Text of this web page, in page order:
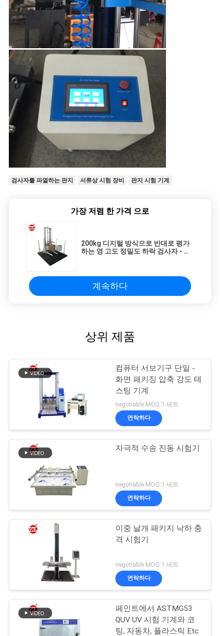
검사자를 파열하는 판지 서류상 시험 장비 판지 시험 기계
가장 저렴 한 가격 으로
200kg 디지털 방식으로 반대로 평가
하는 영 고도 정밀도 하락 검사자 - 충
계속하다
상위 제품
컴퓨터 서보기구 단일 -
화면 패키징 압축 강도 테
스팅 기계
negotiable MOQ:1 세트
연락하다
자극적 수송 진동 시험기
negotiable MOQ:1 세트
연락하다
이중 날개 패키지 낙하 충
격 시험기
negotiable MOQ:1 세트
연락하다
페인트에서 ASTMG53
QUV UV 시험 기계와 코
팅, 자동차, 플라스틱 Etc